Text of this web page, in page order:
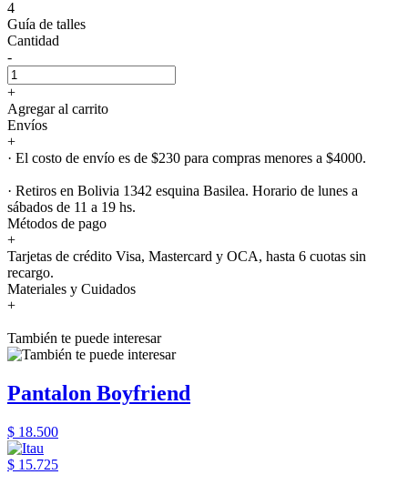
4
Guía de talles
Cantidad
-
+
Agregar al carrito
Envíos
+
· El costo de envío es de $230 para compras menores a $4000.
· Retiros en Bolivia 1342 esquina Basilea. Horario de lunes a
sábados de 11 a 19 hs.
Métodos de pago
+
Tarjetas de crédito Visa, Mastercard y OCA, hasta 6 cuotas sin
recargo.
Materiales y Cuidados
+
También te puede interesar
Pantalon Boyfriend
$ 18.500
$ 15.725